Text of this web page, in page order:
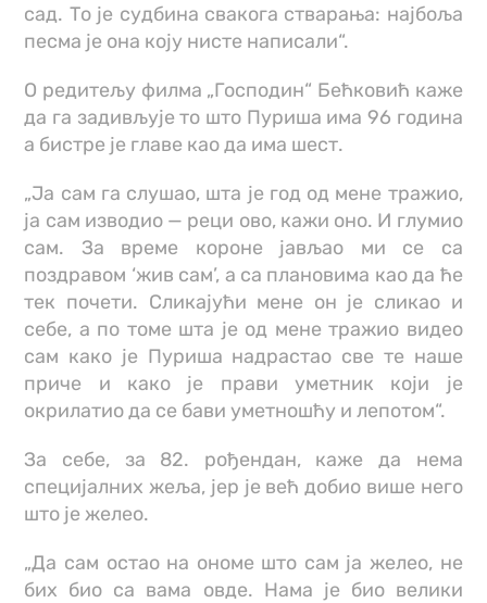
сад. То је судбина свакога стварања: најбоља
песма је она коју нисте написали“.
О редитељу филма „Господин“ Бећковић каже
да га задивљује то што Пуриша има 96 година
а бистре је главе као да има шест.
„Ја сам га слушао, шта је год од мене тражио,
ја сам изводио — реци ово, кажи оно. И глумио
сам. За време короне јављао ми се са
поздравом ‘жив сам’, а са плановима као да ће
тек почети. Сликајући мене он је сликао и
себе, а по томе шта је од мене тражио видео
сам како је Пуриша надрастао све те наше
приче и како је прави уметник који је
окрилатио да се бави уметношћу и лепотом“.
За себе, за 82. рођендан, каже да нема
специјалних жеља, јер је већ добио више него
што је желео.
„Да сам остао на ономе што сам ја желео, не
бих био са вама овде. Нама је био велики